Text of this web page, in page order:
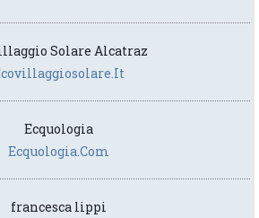
Solare Alcatraz
Ecquologia
Ecquologia.com
francesca lippi